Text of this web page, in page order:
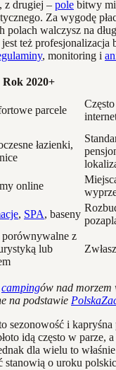
z drugiej – pole bitwy
Za wygodę
polach walczysz na
też profesjonalizacja
, monitoring i
Rok 2020+
parcele
łazienki,
online
, SPA, baseny
porównywalne z
lub
campingów nad morzem
na podstawie
sezonowość i kapryśna
idą często w parze,
dla wielu to właśnie
stanowią o uroku